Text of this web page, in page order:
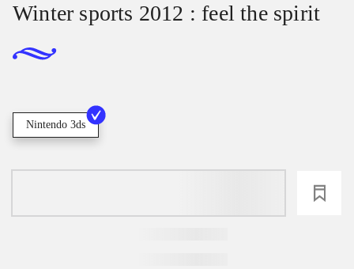
Winter sports 2012 : feel the spirit
Nintendo 3ds